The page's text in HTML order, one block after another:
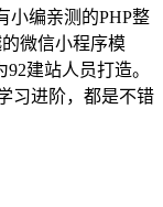
小编亲测的PHP整
微信小程序模
建站人员打造。
习进阶，都是不错